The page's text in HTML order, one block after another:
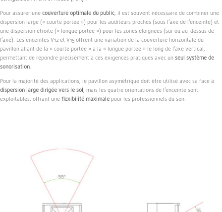
Pour assurer unecouverture optimale du public, il est souvent nécessaire de combiner une
dispersion large (« courte portée ») pour les auditeurs proches (sous l’axe de l’enceinte) et
une dispersion étroite (« longue portée ») pour les zones éloignées (sur ou au-dessus de
l’axe). Les enceintes V12 et V15 offrent une variation de la couverture horizontale du
pavillon allant de la « courte portée » à la « longue portée » le long de l’axe vertical,
permettant de répondre précisément à ces exigences pratiques avec unseul système de
sonorisation.
Pour la majorité des applications, le pavillon asymétrique doit être utilisé avec sa face à
dispersion large dirigée vers le sol, mais les quatre orientations de l’enceinte sont
exploitables, offrant uneflexibilité maximale pour les professionnels du son.